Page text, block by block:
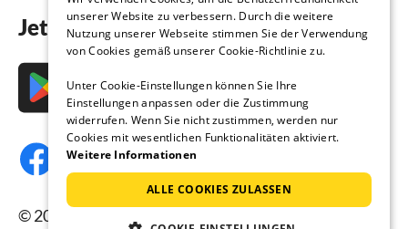
Jetzt die App downloaden
© 2026 Ferienhausmiete.de, alle Rechte
unserer Website zu verbessern. Durch die weitere
Nutzung unserer Webseite stimmen Sie der Verwendung
von Cookies gemäß unserer Cookie-Richtlinie zu.
Unter Cookie-Einstellungen können Sie Ihre
Einstellungen anpassen oder die Zustimmung
widerrufen. Wenn Sie nicht zustimmen, werden nur
Cookies mit wesentlichen Funktionalitäten aktiviert.
Weitere Informationen
ALLE COOKIES ZULASSEN